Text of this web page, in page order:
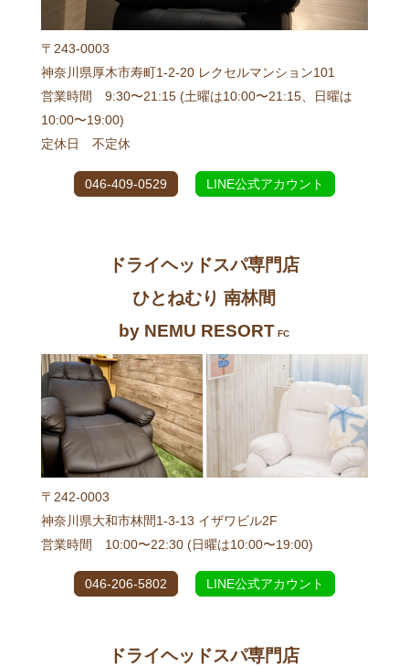
〒243-0003
神奈川県厚木市寿町1-2-20 レクセルマンション101
営業時間 9:30〜21:15 (土曜は10:00〜21:15、日曜は
10:00〜19:00)
定休日 不定休
046-409-0529 LINE公式アカウント
ドライヘッドスパ専門店
ひとねむり 南林間
by NEMU RESORT FC
〒242-0003
神奈川県大和市林間1-3-13 イザワビル2F
営業時間 10:00〜22:30 (日曜は10:00〜19:00)
046-206-5802 LINE公式アカウント
ドライヘッドスパ専門店